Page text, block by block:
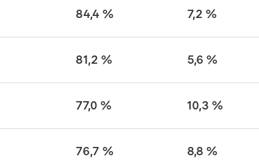
84,4 % 7,2 %
81,2 % 5,6 %
77,0 % 10,3 %
76,7 % 8,8 %